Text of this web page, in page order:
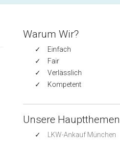
Warum Wir?
Einfach
Fair
Verlässlich
Kompetent
Unsere Hauptthemen
LKW-Ankauf München